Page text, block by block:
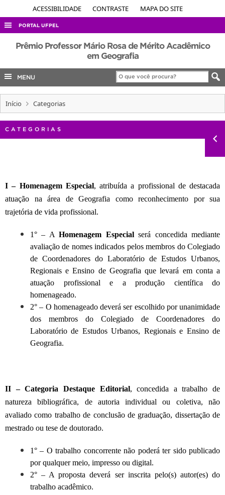
ACESSIBILIDADE CONTRASTE MAPA DO SITE
PORTAL UFPEL
ACESSO À INFORMAÇÃO
COBALTO
CONCURSOS
INTERNACIONAL
Prêmio Professor Mário Rosa de Mérito Acadêmico
em Geografia
MENU
Início Categorias
CATEGORIAS
I – Homenagem Especial, atribuída a profissional de destacada
atuação na área de Geografia como reconhecimento por sua
trajetória de vida profissional.
1° – AHomenagem Especialserá concedida mediante
avaliação de nomes indicados pelos membros do Colegiado
de Coordenadores do Laboratório de Estudos Urbanos,
Regionais e Ensino de Geografia que levará em conta a
atuação profissional e a produção científica do
homenageado.
2° – O homenageado deverá ser escolhido por unanimidade
dos membros do Colegiado de Coordenadores do
Laboratório de Estudos Urbanos, Regionais e Ensino de
Geografia.
II – Categoria Destaque Editorial, concedida a trabalho de
natureza bibliográfica, de autoria individual ou coletiva, não
avaliado como trabalho de conclusão de graduação, dissertação de
mestrado ou tese de doutorado.
1° – O trabalho concorrente não poderá ter sido publicado
por qualquer meio, impresso ou digital.
2° – A proposta deverá ser inscrita pelo(s) autor(es) do
trabalho acadêmico.